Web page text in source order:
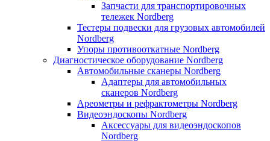
Запчасти для транспортировочных
тележек Nordberg
Тестеры подвески для грузовых автомобилей
Nordberg
Упоры противооткатные Nordberg
Диагностическое оборудование Nordberg
Автомобильные сканеры Nordberg
Адаптеры для автомобильных
сканеров Nordberg
Ареометры и рефрактометры Nordberg
Видеоэндоскопы Nordberg
Аксессуары для видеоэндоскопов
Nordberg